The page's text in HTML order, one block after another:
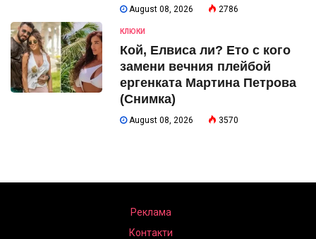
August 08, 2026 2786
КЛЮКИ
Кой, Елвиса ли? Ето с кого
замени вечния плейбой
ергенката Мартина Петрова
(Снимка)
August 08, 2026 3570
Реклама
Контакти